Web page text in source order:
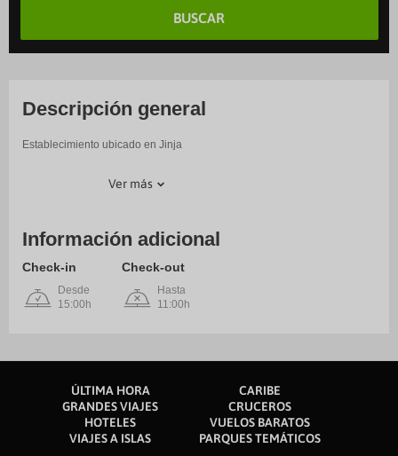
BUSCAR
Descripción general
Establecimiento ubicado en Jinja
Ver más
Información adicional
Check-in
Desde
15:00h
Check-out
Hasta
11:00h
ÚLTIMA HORA
CARIBE
GRANDES VIAJES
CRUCEROS
HOTELES
VUELOS BARATOS
VIAJES A ISLAS
PARQUES TEMÁTICOS